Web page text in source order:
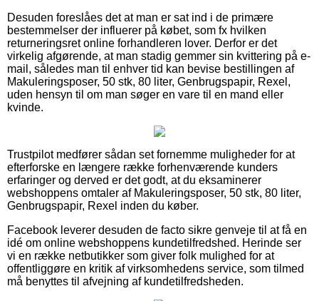
Desuden foreslåes det at man er sat ind i de primære
bestemmelser der influerer på købet, som fx hvilken
returneringsret online forhandleren lover. Derfor er det
virkelig afgørende, at man stadig gemmer sin kvittering på e-
mail, således man til enhver tid kan bevise bestillingen af
Makuleringsposer, 50 stk, 80 liter, Genbrugspapir, Rexel,
uden hensyn til om man søger en vare til en mand eller
kvinde.
Trustpilot medfører sådan set fornemme muligheder for at
efterforske en længere række forhenværende kunders
erfaringer og derved er det godt, at du eksaminerer
webshoppens omtaler af Makuleringsposer, 50 stk, 80 liter,
Genbrugspapir, Rexel inden du køber.
Facebook leverer desuden de facto sikre genveje til at få en
idé om online webshoppens kundetilfredshed. Herinde ser
vi en række netbutikker som giver folk mulighed for at
offentliggøre en kritik af virksomhedens service, som tilmed
må benyttes til afvejning af kundetilfredsheden.